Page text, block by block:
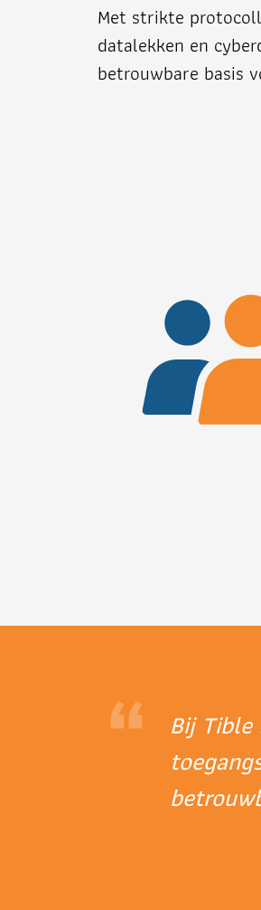
Met strikte
datalekken en
betrouwbare basis
“
Bij